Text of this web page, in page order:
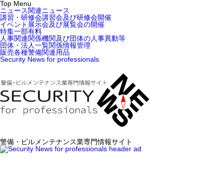
Top Menu
ニュース関連ニュース
講習・研修会講習会及び研修会開催
イベント 展示会及び展覧会の開催
特集一部有料
人事関連関係機関及び団体の人事異動等
団体・法人一覧関係情報管理
販売各種警備関連用品
Security News for professionals
警備・ビルメンテナンス業専門情報サイト